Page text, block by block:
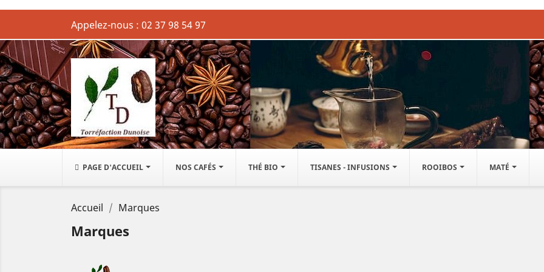
Appelez-nous : 02 37 98 54 97
PAGE D'ACCUEIL NOS CAFÉS THÉ BIO TISANES - INFUSIONS ROOIBOS MATÉ
Accueil Marques
Marques